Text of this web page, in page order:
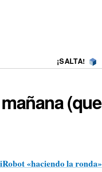
¡SALTA!
(que
«haciendo la ronda»